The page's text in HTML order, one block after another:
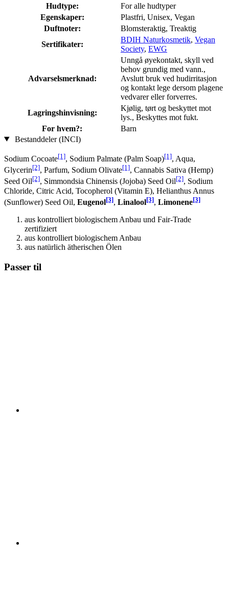
Hudtype:
For alle hudtyper
Egenskaper:
Plastfri, Unisex, Vegan
Duftnoter:
Blomsteraktig, Treaktig
Sertifikater:
BDIH Naturkosmetik, Vegan
Society, EWG
Advarselsmerknad:
Unngå øyekontakt, skyll ved
behov grundig med vann.,
Avslutt bruk ved hudirritasjon
og kontakt lege dersom plagene
vedvarer eller forverres.
Lagringshinvisning:
Kjølig, tørt og beskyttet mot
lys., Beskyttes mot fukt.
For hvem?:
Barn
Bestanddeler (INCI)
Sodium Cocoate[1], Sodium Palmate (Palm Soap)[1], Aqua,
Glycerin[2], Parfum, Sodium Olivate[1], Cannabis Sativa (Hemp)
Seed Oil[2], Simmondsia Chinensis (Jojoba) Seed Oil[2], Sodium
Chloride, Citric Acid, Tocopherol (Vitamin E), Helianthus Annus
(Sunflower) Seed Oil, Eugenol[3], Linalool[3], Limonene[3]
aus kontrolliert biologischem Anbau und Fair-Trade
zertifiziert
aus kontrolliert biologischem Anbau
aus natürlich ätherischen Ölen
Passer til